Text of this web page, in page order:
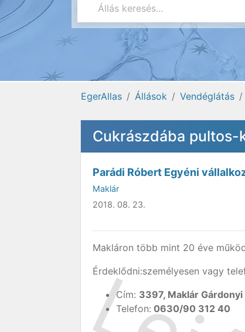
EgerAllas Állások Vendéglátás
Cukrászdába pultos-
Parádi Róbert Egyéni
Maklár
2018. 08. 23.
Makláron több mint 20 éve
Érdeklődni:személyesen vagy
Cím: 3397, Maklár Gárdonyi
Telefon: 0630/90 312 40